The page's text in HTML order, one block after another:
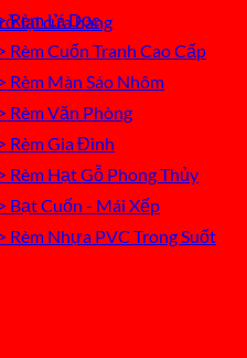
lại cửa hàng
Rèm Lá Dọc
> Rèm Cuốn Tranh Cao Cấp
> Rèm Màn Sáo Nhôm
> Rèm Văn Phòng
> Rèm Gia Đình
> Rèm Hạt Gỗ Phong Thủy
> Bạt Cuốn - Mái Xếp
> Rèm Nhựa PVC Trong Suốt